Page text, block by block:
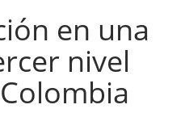
en una
nivel